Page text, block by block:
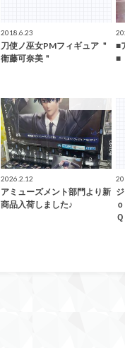
2018.6.23
刀使ノ巫女PMフィギュア ＂
衛藤可奈美＂
■
■
2026.2.12
アミューズメント部門より新
商品入荷しました♪